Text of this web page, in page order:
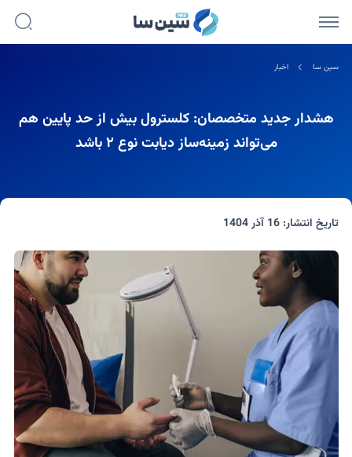
سین سا اخبار
هشدار جدید متخصصان: کلسترول بیش از حد پایین هم
می‌تواند زمینه‌ساز دیابت نوع ۲ باشد
تاریخ انتشار:16 آذر 1404